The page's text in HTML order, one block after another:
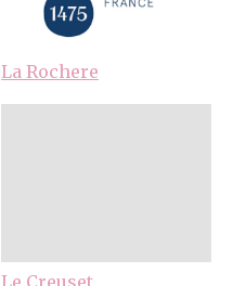
La Rochere
Le Creuset